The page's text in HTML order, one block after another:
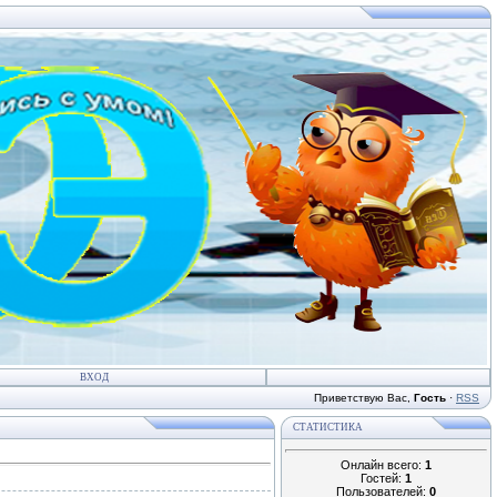
ВХОД
Приветствую Вас Гость · RSS
СТАТИСТИКА
Онлайн всего: 1
Гостей: 1
Пользователей: 0